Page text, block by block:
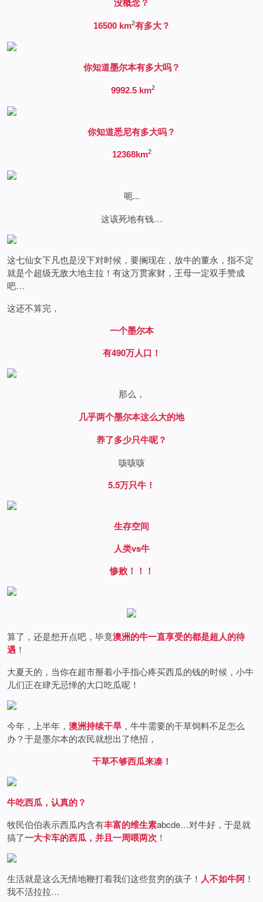
没概念？
16500 km2有多大？
你知道墨尔本有多大吗？
‎9992.5 km2
你知道悉尼有多大吗？
12368km2
呃…
这该死地有钱…
这七仙女下凡也是没下对时候，要搁现在，放牛的董永，指不定
就是个超级无敌大地主拉！有这万贯家财，王母一定双手赞成
吧…
这还不算完，
一个墨尔本
有490万人口！
那么，
几乎两个墨尔本这么大的地
养了多少只牛呢？
咳咳咳
5.5万只牛！
生存空间
人类vs牛
惨败！！！
算了，还是想开点吧，毕竟澳洲的牛一直享受的都是超人的待
遇 ！
大夏天的，当你在超市掰着小手指心疼买西瓜的钱的时候，小牛
儿们正在肆无忌惮的大口吃瓜呢！
今年，上半年， 澳洲持续干旱 ，牛牛需要的干草饲料不足怎么
办？于是墨尔本的农民就想出了绝招，
干草不够西瓜来凑！
牛吃西瓜，认真的？
牧民伯伯表示西瓜内含有丰富的维生素abcde…对牛好，于是就
搞了一大卡车的西瓜 ，并且一周喂两次 ！
生活就是这么无情地鞭打着我们这些贫穷的孩子！ 人不如牛阿！
我不活拉拉…